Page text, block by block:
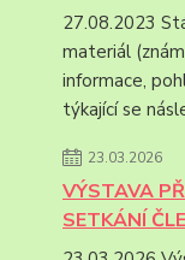
27.08.2023
materiál
informace,
týkající se
23.03.2026
VÝSTAVA
SETKÁNÍ